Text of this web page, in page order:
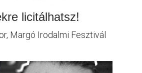
licitálhatsz!
Margó Irodalmi Fesztivál